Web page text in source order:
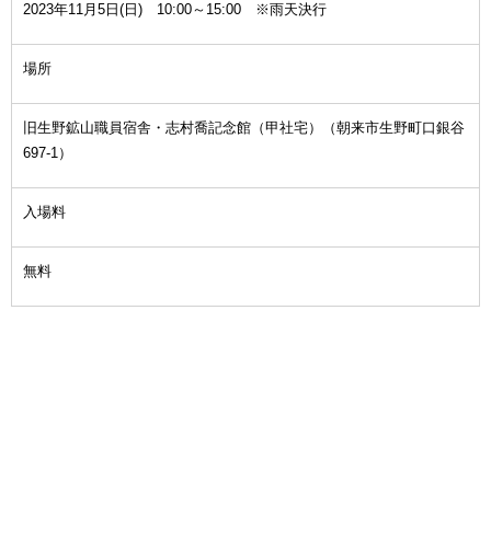
2023年11月5日(日) 10:00～15:00 ※雨天決行
場所
旧生野鉱山職員宿舎・志村喬記念館（甲社宅）（朝来市生野町口銀谷
697-1）
入場料
無料